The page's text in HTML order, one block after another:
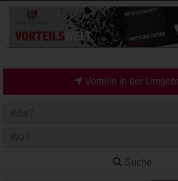
Vorteile in der
Suche